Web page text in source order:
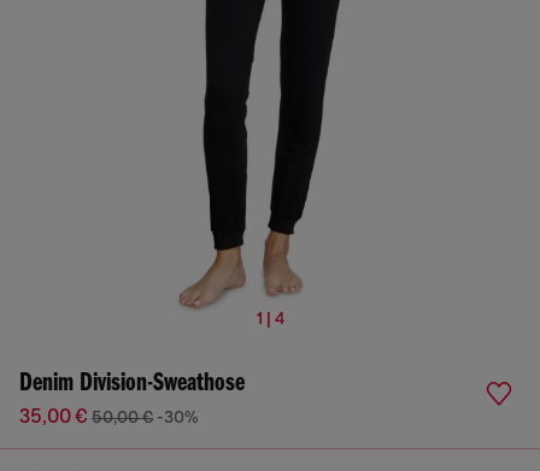
1 | 4
Denim Division-Sweathose
35,00 € 50,00 € -30%